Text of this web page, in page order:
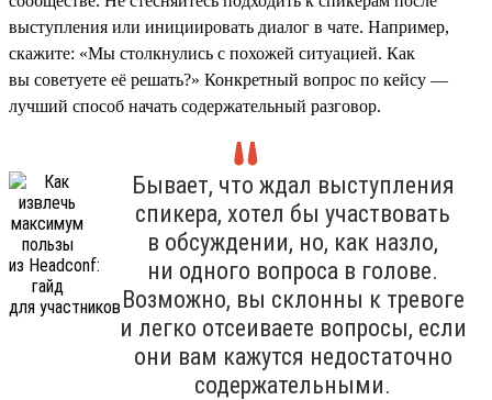
выступления или инициировать диалог в чате. Например,
скажите: «Мы столкнулись с похожей ситуацией. Как
вы советуете её решать?» Конкретный вопрос по кейсу —
лучший способ начать содержательный разговор.
Бывает, что ждал выступления
спикера, хотел бы участвовать
в обсуждении, но, как назло,
ни одного вопроса в голове.
Возможно, вы склонны к тревоге
и легко отсеиваете вопросы, если
они вам кажутся недостаточно
содержательными.